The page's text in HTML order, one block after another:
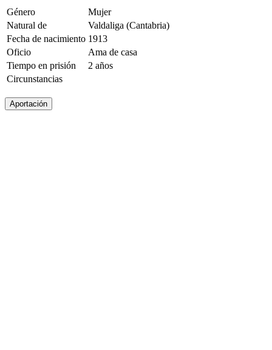
Género
Mujer
Natural de
Valdaliga (Cantabria)
Fecha de nacimiento 1913
Oficio
Ama de casa
Tiempo en prisión
2 años
Circunstancias